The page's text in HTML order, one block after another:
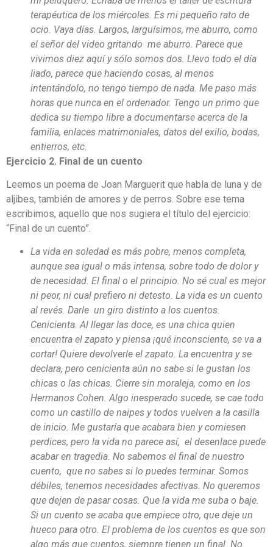
terapéutica de los miércoles. Es mi pequeño rato de
ocio. Vaya días. Largos, larguísimos, me aburro, como
el señor del video gritando me aburro. Parece que
vivimos diez aquí y sólo somos dos. Llevo todo el día
liado, parece que haciendo cosas, al menos
intentándolo, no tengo tiempo de nada. Me paso más
horas que nunca en el ordenador. Tengo un primo que
dedica su tiempo libre a documentarse acerca de la
familia, enlaces matrimoniales, datos del exilio, bodas,
entierros, etc.
Ejercicio 2. Final de un cuento
Leemos un poema de Joan Marguerit que habla de luna y de
aljibes, también de amores y de perros. Sobre ese tema
escribimos, aquello que nos sugiera el título del ejercicio:
“Final de un cuento”.
La vida en soledad es más pobre, menos completa,
aunque sea igual o más intensa, sobre todo de dolor y
de necesidad. El final o el principio. No sé cual es mejor
ni peor, ni cual prefiero ni detesto. La vida es un cuento
al revés. Darle un giro distinto a los cuentos.
Cenicienta. Al llegar las doce, es una chica quien
encuentra el zapato y piensa ¡qué inconsciente, se va a
cortar! Quiere devolverle el zapato. La encuentra y se
declara, pero cenicienta aún no sabe si le gustan los
chicas o las chicas. Cierre sin moraleja, como en los
Hermanos Cohen. Algo inesperado sucede, se cae todo
como un castillo de naipes y todos vuelven a la casilla
de inicio. Me gustaría que acabara bien y comiesen
perdices, pero la vida no parece así, el desenlace puede
acabar en tragedia. No sabemos el final de nuestro
cuento, que no sabes si lo puedes terminar. Somos
débiles, tenemos necesidades afectivas. No queremos
que dejen de pasar cosas. Que la vida me suba o baje.
Si un cuento se acaba que empiece otro, que deje un
hueco para otro. El problema de los cuentos es que son
algo más que cuentos, siempre tienen un final. No.